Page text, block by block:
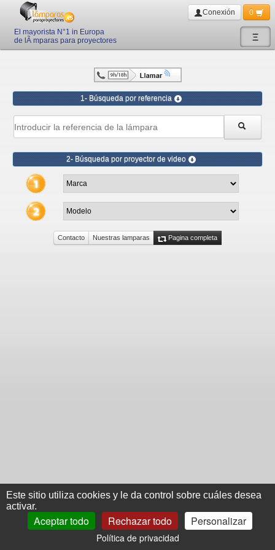
Ξ
El mayorista N°1 in Europa
de lÃ mparas para proyectores
Conexión 0
1- Búsqueda por referencia
2- Búsqueda por proyector de video
Contacto Nuestras lamparas Pagina completa
Este sitio utiliza cookies y le da control sobre cuáles desea
activar.
Aceptar todo Rechazar todo Personalizar
Política de privacidad